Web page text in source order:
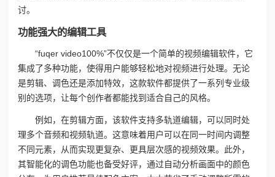
讨。
功能强大的编辑工具
“fuqer video100%”不仅仅是一个简单的视频编辑软件，它
集成了多种功能，使得用户能够轻松地对视频进行处理。无论
是剪辑、调色还是添加特效，这款软件都提供了一系列专业级
别的选项，让每个创作者都能找到适合自己的风格。
例如，在剪辑方面，该软件支持多轨道编辑，可以同时处
理多个音频和视频轨道。这意味着用户可以在同一时间内调整
不同元素，从而实现更复杂、更具层次感的视频效果。此外，
其智能化的调色功能也备受好评，通过自动分析画面中的颜色